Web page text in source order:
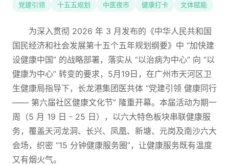
党建引领
十五五规划 中医夜市 健康打卡 文体赋能
为深入贯彻 2026 年 3 月发布的《中华人民共和国
国民经济和社会发展第十五个五年规划纲要》中 “加快建
设健康中国” 的战略部署，落实从 “以治病为中心” 向 “以
健康为中心” 转变的要求，5月19日，在广州市天河区卫
生健康局指导下，长龙港集团医共体 “党建引领 健康同行
—— 第六届社区健康文化节” 隆重开幕。本届活动为期一
周（5 月 19 日 - 25 日），以六大特色板块串联健康服
务，覆盖天河龙洞、长兴、凤凰、新塘、元岗及南沙六大
会场，织密 “15 分钟健康服务圈”，让健康服务既有温度
又有烟火气。